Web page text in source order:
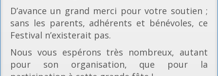
D’avance un grand merci pour votre soutien ;
sans les parents, adhérents et bénévoles, ce
Festival n’existerait pas.
Nous vous espérons très nombreux, autant
pour son organisation, que pour la